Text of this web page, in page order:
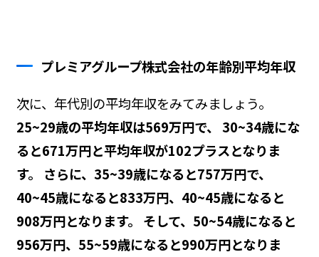
プレミアグループ株式会社の年齢別平均年収
次に、年代別の平均年収をみてみましょう。
25~29歳の平均年収は569万円で、 30~34歳にな
ると671万円と平均年収が102プラスとなりま
す。 さらに、35~39歳になると757万円で、
40~45歳になると833万円、40~45歳になると
908万円となります。 そして、50~54歳になると
956万円、55~59歳になると990万円となりま